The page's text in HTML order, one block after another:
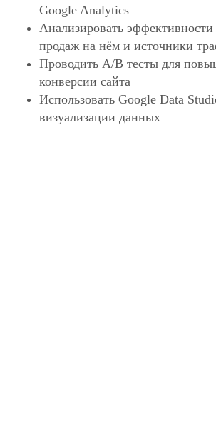
Google Analytics
Анализировать эффективности
продаж на нём и источники
Проводить А/В тесты для
конверсии сайта
Использовать Google Data
визуализации данных